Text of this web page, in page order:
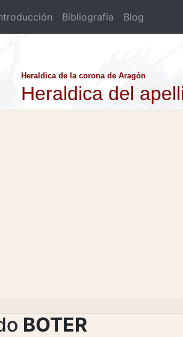
Bibliografia Blog
Heraldica de la corona de Aragón
Heraldica del
BOTER